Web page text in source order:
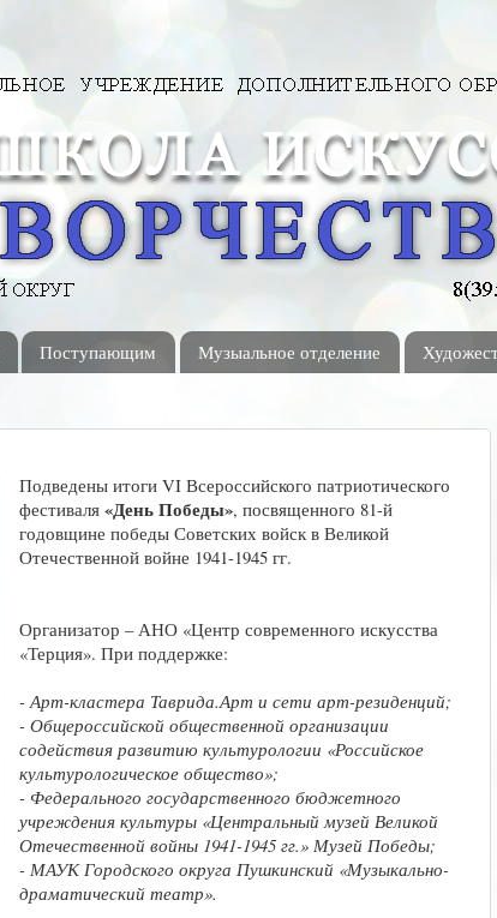
Поступающим Музыальное отделение
Подведены итоги VI Всероссийского патриотического
фестиваля «День Победы», посвященного 81-й
годовщине победы Советских войск в Великой
Отечественной войне 1941-1945 гг.
Организатор – АНО «Центр современного искусства
«Терция». При поддержке:
- Арт-кластера Таврида.Арт и сети арт-резиденций;
- Общероссийской общественной организации
содействия развитию культурологии «Российское
культурологическое общество»;
- Федерального государственного бюджетного
учреждения культуры «Центральный музей Великой
Отечественной войны 1941-1945 гг.» Музей Победы;
- МАУК Городского округа Пушкинский «Музыкально-
драматический театр».